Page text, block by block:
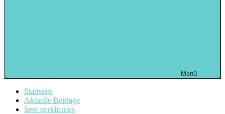
Menü
Startseite
Aktuelle Beiträge
Sew corklicious